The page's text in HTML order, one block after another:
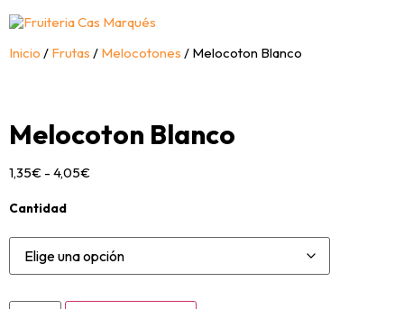
Inicio / Frutas / Melocotones / Melocoton Blanco
Melocoton Blanco
1,35€ - 4,05€
Cantidad